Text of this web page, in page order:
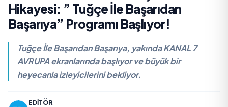
Hikayesi: ” Tuğçe İle Başarıdan
Başarıya” Programı Başlıyor!
Tuğçe İle Başarıdan Başarıya, yakında KANAL 7
AVRUPA ekranlarında başlıyor ve büyük bir
heyecanla izleyicilerini bekliyor.
EDITÖR